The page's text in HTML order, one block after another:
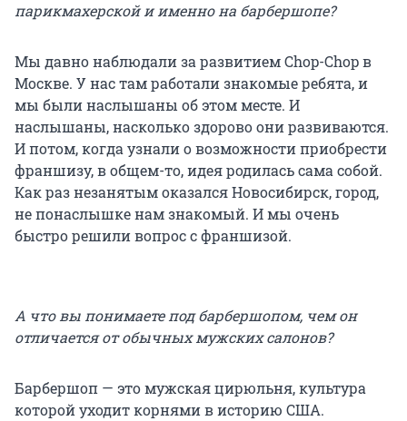
парикмахерской и именно на барбершопе?
Мы давно наблюдали за развитием Chop-Chop в
Москве. У нас там работали знакомые ребята, и
мы были наслышаны об этом месте. И
наслышаны, насколько здорово они развиваются.
И потом, когда узнали о возможности приобрести
франшизу, в общем-то, идея родилась сама собой.
Как раз незанятым оказался Новосибирск, город,
не понаслышке нам знакомый. И мы очень
быстро решили вопрос с франшизой.
А что вы понимаете под барбершопом, чем он
отличается от обычных мужских салонов?
Барбершоп — это мужская цирюльня, культура
которой уходит корнями в историю США.